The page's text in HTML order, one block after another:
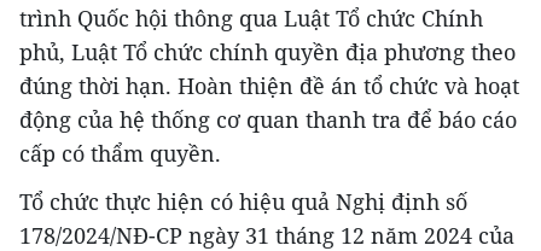
trình Quốc hội thông qua Luật Tổ chức Chính
phủ, Luật Tổ chức chính quyền địa phương theo
đúng thời hạn. Hoàn thiện đề án tổ chức và hoạt
động của hệ thống cơ quan thanh tra để báo cáo
cấp có thẩm quyền.
Tổ chức thực hiện có hiệu quả Nghị định số
178/2024/NĐ-CP ngày 31 tháng 12 năm 2024 của